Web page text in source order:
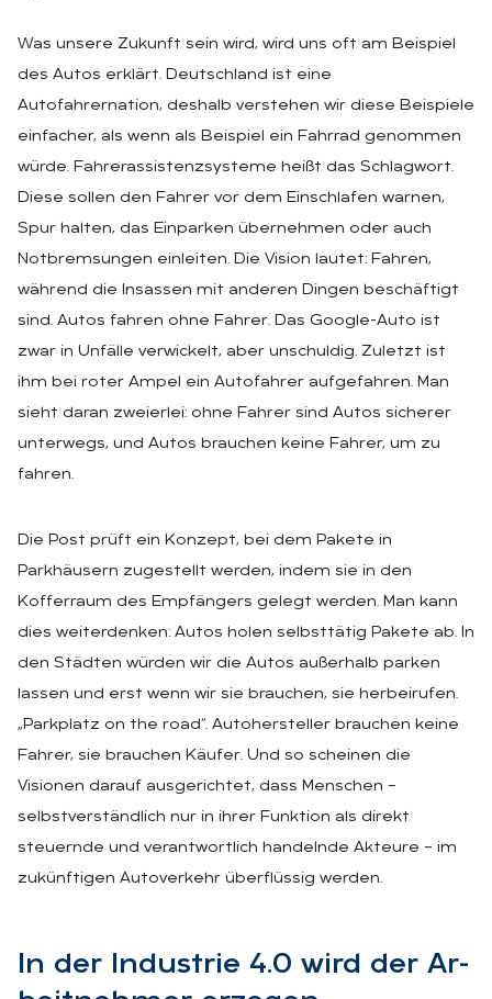
Was unsere Zukunft sein wird, wird uns oft am Beispiel
des Autos erklärt. Deutschland ist eine
Autofahrernation, deshalb verstehen wir diese Beispiele
einfacher, als wenn als Beispiel ein Fahrrad genommen
würde. Fahrerassistenzsysteme heißt das Schlagwort.
Diese sollen den Fahrer vor dem Einschlafen warnen,
Spur halten, das Einparken übernehmen oder auch
Notbremsungen einleiten. Die Vision lautet: Fahren,
während die Insassen mit anderen Dingen beschäftigt
sind. Autos fahren ohne Fahrer. Das Google-Auto ist
zwar in Unfälle verwickelt, aber unschuldig. Zuletzt ist
ihm bei roter Ampel ein Autofahrer aufgefahren. Man
sieht daran zweierlei: ohne Fahrer sind Autos sicherer
unterwegs, und Autos brauchen keine Fahrer, um zu
fahren.
Die Post prüft ein Konzept, bei dem Pakete in
Parkhäusern zugestellt werden, indem sie in den
Kofferraum des Empfängers gelegt werden. Man kann
dies weiterdenken: Autos holen selbsttätig Pakete ab. In
den Städten würden wir die Autos außerhalb parken
lassen und erst wenn wir sie brauchen, sie herbeirufen.
„Parkplatz on the road“. Autohersteller brauchen keine
Fahrer, sie brauchen Käufer. Und so scheinen die
Visionen darauf ausgerichtet, dass Menschen –
selbstverständlich nur in ihrer Funktion als direkt
steuernde und verantwortlich handelnde Akteure – im
zukünftigen Autoverkehr überflüssig werden.
In der In­dus­trie 4.0 wird der Ar­